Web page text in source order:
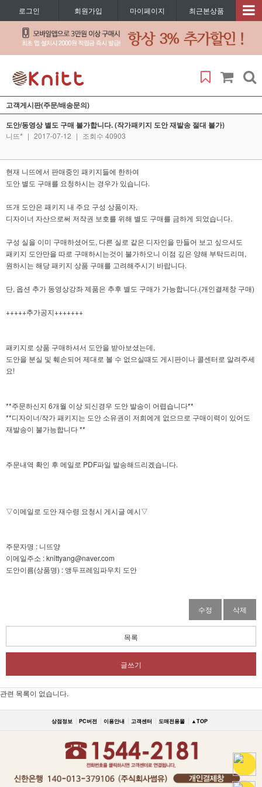
로그인 회원가입 마이페이지 최근본상품
고객게시판(주문/배송문의)
도안/동영상 별도 구매 불가합니다. (작가패키지 도안 재발송 절대 불가)
니뜨* | 2017-07-12 | 조회수 40903
현재 니뜨에서 판매중인 패키지들에 한하여
도안 별도 구매를 요청하시는 경우가 있습니다.
뜨개 도안은 패키지 내 주요 구성 상품이자,
디자이너 자산으로써 저작권 보호를 위해 별도 구매를 금하게 되었습니다.
구성 실을 이미 구매하셨어도, 다른 실로 같은 디자인을 만들어 보고 싶으셔도
패키지 도안만을 따로 구매하시는것이 불가하오니 이점 깊은 양해 부탁드리며,
원하시는 해당 패키지 상품 구매를 고려해주시기 바랍니다.
단, 옵션 추가 동영상강좌 제품은 추후 별도 구매가 가능합니다.(개인결제창 구매)
+++++추가공지+++++++
패키지로 상품 구매하셔서 도안을 받아보셨는데,
도안을 분실 및 훼손되어 제대로 볼 수 없으실때도 게시판이나 콜센터로 알려주세
요!
**주문하신지 6개월 이상 되신경우 도안 발송이 어렵습니다**
**디자이너/작가 패키지는 도안 소유권이 저희에게 없으므로 구매이력이 있어도
재발송이 불가능합니다 **
주문내역 확인 후 메일로 PDF파일 발송해드리겠습니다.
▽이메일로 도안 재수령 요청시 게시글 예시▽
주문자명 : 니뜨양
이메일주소 : knittyang@naver.com
도안이름(상품명) : 앵두프레임파우치 도안
수정 삭제
목록
글쓰기
관련 목록이 없습니다.
상점정보 PC버전 이용안내 고객센터 도매전용몰 ▲TOP